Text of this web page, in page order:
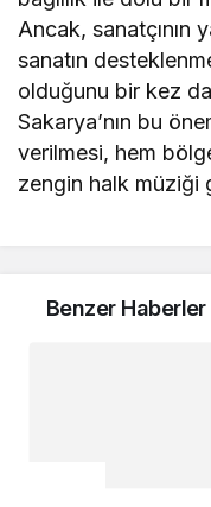
Ancak, sanatçının
sanatın
olduğunu bir kez
Sakarya’nın bu
verilmesi, hem
zengin halk müziği
Benzer Haberler